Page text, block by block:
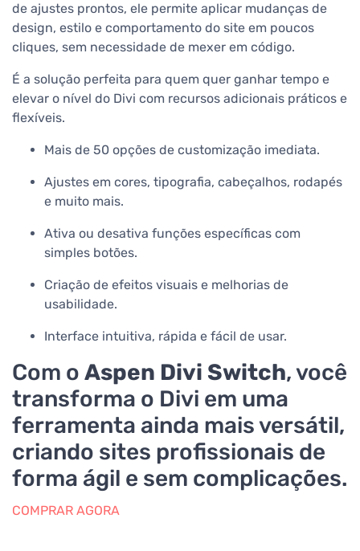
de ajustes prontos, ele permite aplicar mudanças de
design, estilo e comportamento do site em poucos
cliques, sem necessidade de mexer em código.
É a solução perfeita para quem quer ganhar tempo e
elevar o nível do Divi com recursos adicionais práticos e
flexíveis.
Mais de 50 opções de customização imediata.
Ajustes em cores, tipografia, cabeçalhos, rodapés
e muito mais.
Ativa ou desativa funções específicas com
simples botões.
Criação de efeitos visuais e melhorias de
usabilidade.
Interface intuitiva, rápida e fácil de usar.
Com o Aspen Divi Switch, você
transforma o Divi em uma
ferramenta ainda mais versátil,
criando sites profissionais de
forma ágil e sem complicações.
COMPRAR AGORA